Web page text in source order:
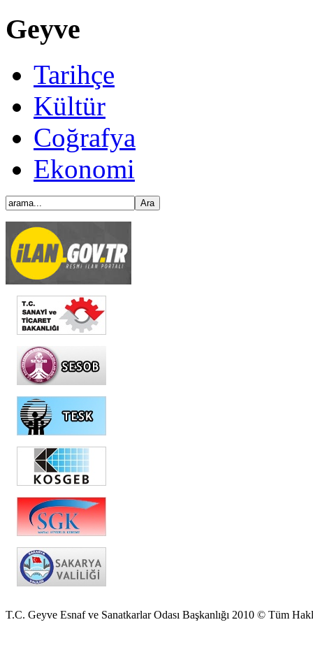
Geyve
Tarihçe
Kültür
Coğrafya
Ekonomi
T.C. Geyve Esnaf ve Sanatkarlar Odası Başkanlığı 2010 © Tüm